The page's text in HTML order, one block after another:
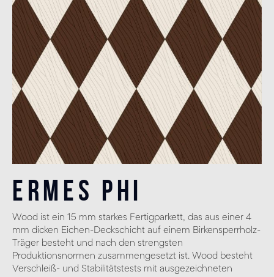
Ermes Phi
Wood ist ein 15 mm starkes Fertigparkett, das aus einer 4
mm dicken Eichen-Deckschicht auf einem Birkensperrholz-
Träger besteht und nach den strengsten
Produktionsnormen zusammengesetzt ist. Wood besteht
Verschleiß- und Stabilitätstests mit ausgezeichneten